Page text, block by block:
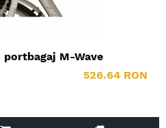
M-Wave
526.64 RON